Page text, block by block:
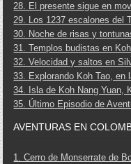
28. El presente sigue en
29. Los 1237 escalones del
30. Noche de risas y
31. Templos budistas en
32. Velocidad y saltos en
33. Explorando Koh Tao, en
34. Isla de Koh Nang Yuan,
35. Último Episodio de
AVENTURAS EN
1. Cerro de Monserrate de